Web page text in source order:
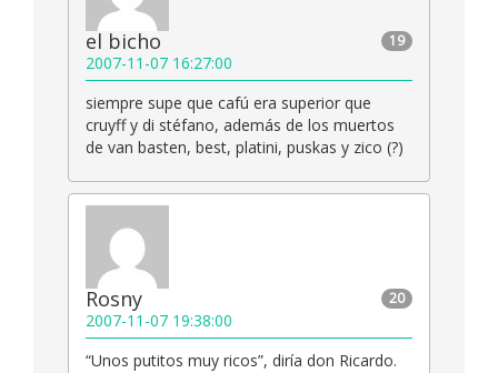
19
el bicho
2007-11-07 16:27:00
siempre supe que cafú era superior que
cruyff y di stéfano, además de los muertos
de van basten, best, platini, puskas y zico (?)
20
Rosny
2007-11-07 19:38:00
“Unos putitos muy ricos”, diría don Ricardo.